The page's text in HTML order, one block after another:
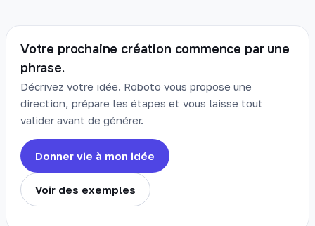
Votre prochaine création commence par une
phrase.
Décrivez votre idée. Roboto vous propose une
direction, prépare les étapes et vous laisse tout
valider avant de générer.
Donner vie à mon idée
Voir des exemples